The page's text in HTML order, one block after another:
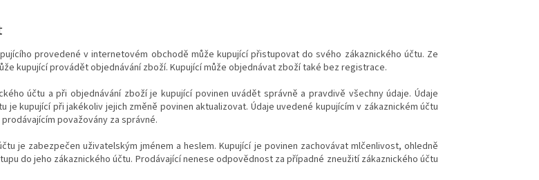
provedené v internetovém obchodě může kupující přistupovat do svého zákaznického účtu. Ze
kupující provádět objednávání zboží. Kupující může objednávat zboží také bez registrace.
účtu a při objednávání zboží je kupující povinen uvádět správně a pravdivě všechny údaje. Údaje
je kupující při jakékoliv jejich změně povinen aktualizovat. Údaje uvedené kupujícím v zákaznickém účtu
považovány za správné.
je zabezpečen uživatelským jménem a heslem. Kupující je povinen zachovávat mlčenlivost, ohledně
do jeho zákaznického účtu. Prodávající nenese odpovědnost za případné zneužití zákaznického účtu